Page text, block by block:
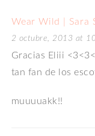
Wear Wild | Sara
2 octubre, 2013 at
Gracias Eliii
tan fan de los
muuuuakk!!